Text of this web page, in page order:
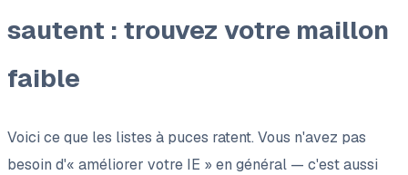
sautent : trouvez votre maillon
faible
Voici ce que les listes à puces ratent. Vous n'avez pas
besoin d'« améliorer votre IE » en général — c'est aussi